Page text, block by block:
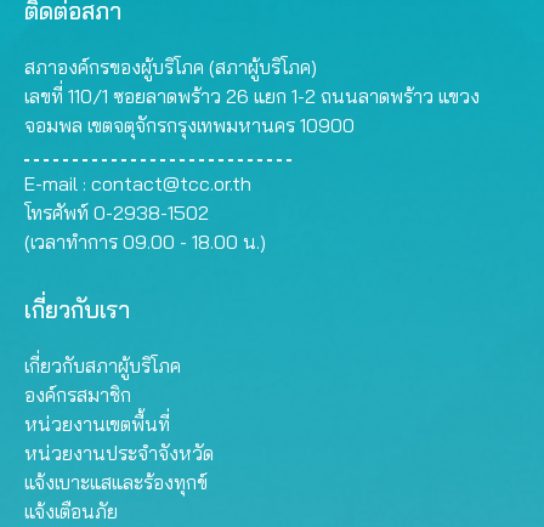
ติดต่อสภา
สภาองค์กรของผู้บริโภค (สภาผู้บริโภค)
เลขที่ 110/1 ซอยลาดพร้าว 26 แยก 1-2 ถนนลาดพร้าว แขวง
จอมพล เขตจตุจักรกรุงเทพมหานคร 10900
E-mail : contact@tcc.or.th
โทรศัพท์ 0-2938-1502
(เวลาทำการ 09.00 - 18.00 น.)
เกี่ยวกับเรา
เกี่ยวกับสภาผู้บริโภค
องค์กรสมาชิก
หน่วยงานเขตพื้นที่
หน่วยงานประจำจังหวัด
แจ้งเบาะแสและร้องทุกข์
แจ้งเตือนภัย